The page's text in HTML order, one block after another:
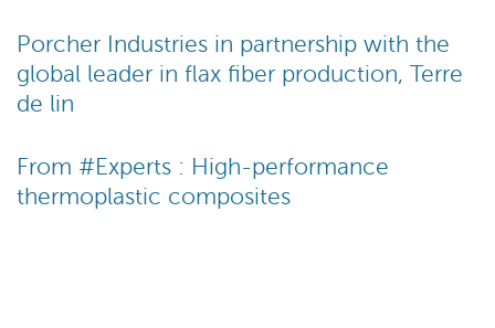
Porcher Industries in partnership with the
global leader in flax fiber production, Terre
de lin
From #Experts : High-performance
thermoplastic composites